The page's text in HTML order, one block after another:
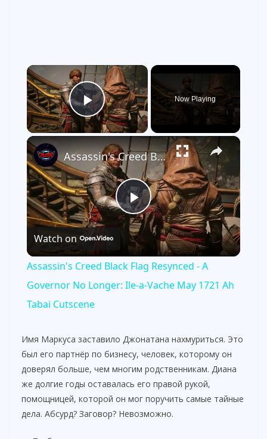
×
Play Video
Now Playing
×
P
l
a
V
i
Assassin's Creed Black Flag Resynced - A Governor No Longer: Ile-a-Vache May 1721 Ah Tabai Cutscene
Watch on
Assassin's Creed Black Flag Resynced - A
Governor No Longer: Ile-a-Vache May 1721 Ah
Tabai Cutscene
Имя Маркуса заставило Джонатана нахмуриться. Это
был его партнёр по бизнесу, человек, которому он
доверял больше, чем многим родственникам. Диана
же долгие годы оставалась его правой рукой,
помощницей, которой он мог поручить самые тайные
дела. Абсурд? Заговор? Невозможно.